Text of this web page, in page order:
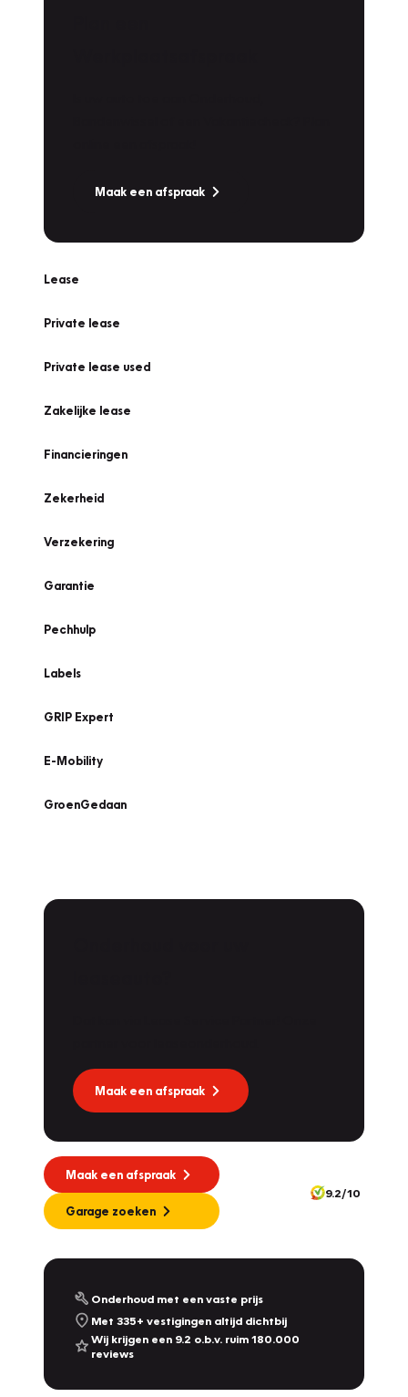
Maak een afspraak
Lease
Private lease
Private lease used
Zakelijke lease
Financieringen
Zekerheid
Verzekering
Garantie
Pechhulp
Labels
GRIP Expert
E-Mobility
GroenGedaan
Maak een afspraak
Maak een afspraak
Garage zoeken
9.2/10
Onderhoud met een vaste prijs
Met 335+ vestigingen altijd dichtbij
Wij krijgen een 9.2 o.b.v. ruim 180.000
reviews